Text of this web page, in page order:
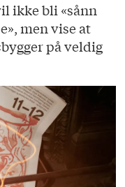
ikke bli «sånn
men vise at
på veldig